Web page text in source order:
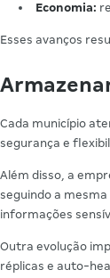
Economia:
Esses avanços
Cada município
segurança e
Além disso, a
seguindo a
informações
Outra evolução
réplicas e auto-